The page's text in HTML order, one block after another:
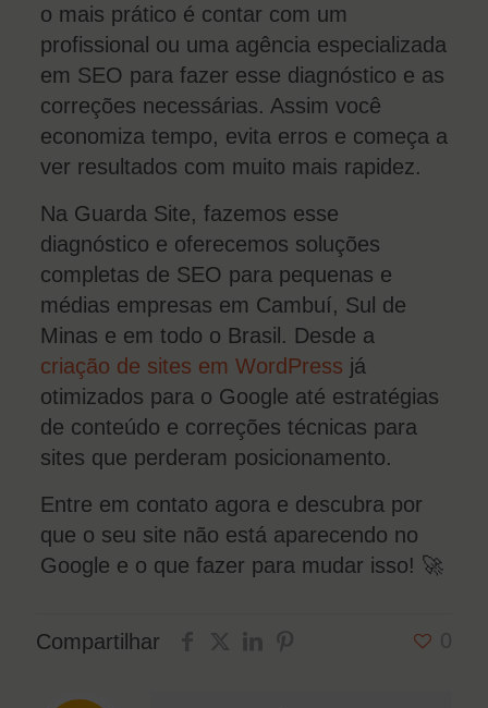
o mais prático é contar com um
profissional ou uma agência especializada
em SEO para fazer esse diagnóstico e as
correções necessárias. Assim você
economiza tempo, evita erros e começa a
ver resultados com muito mais rapidez.
Na Guarda Site, fazemos esse
diagnóstico e oferecemos soluções
completas de SEO para pequenas e
médias empresas em Cambuí, Sul de
Minas e em todo o Brasil. Desde a
criação de sites em WordPress já
otimizados para o Google até estratégias
de conteúdo e correções técnicas para
sites que perderam posicionamento.
Entre em contato agora e descubra por
que o seu site não está aparecendo no
Google e o que fazer para mudar isso! 🚀
Compartilhar